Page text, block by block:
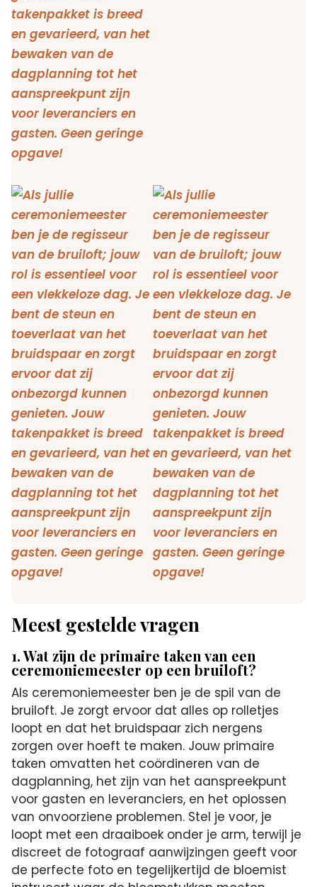
Meest gestelde vragen
1. Wat zijn de primaire taken van een
ceremoniemeester op een bruiloft?
Als ceremoniemeester ben je de spil van de
bruiloft. Je zorgt ervoor dat alles op rolletjes
loopt en dat het bruidspaar zich nergens
zorgen over hoeft te maken. Jouw primaire
taken omvatten het coördineren van de
dagplanning, het zijn van het aanspreekpunt
voor gasten en leveranciers, en het oplossen
van onvoorziene problemen. Stel je voor, je
loopt met een draaiboek onder je arm, terwijl je
discreet de fotograaf aanwijzingen geeft voor
de perfecte foto en tegelijkertijd de bloemist